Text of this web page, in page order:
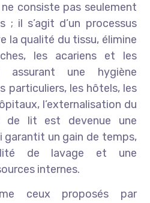
ne consiste pas seulement
il s’agit d’un processus
la qualité du tissu, élimine
les acariens et les
une hygiène
particuliers, les hôtels, les
l’externalisation du
de lit est devenue une
garantit un gain de temps,
de lavage et une
internes.
ceux proposés par